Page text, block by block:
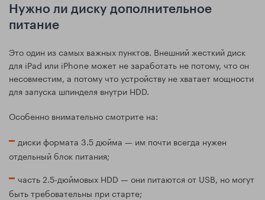
Нужно ли диску дополнительное
питание
Это один из самых важных пунктов. Внешний жесткий диск
для iPad или iPhone может не заработать не потому, что он
несовместим, а потому что устройству не хватает мощности
для запуска шпинделя внутри HDD.
Особенно внимательно смотрите на:
диски формата 3.5 дюйма — им почти всегда нужен
отдельный блок питания;
часть 2.5-дюймовых HDD — они питаются от USB, но могут
быть требовательны при старте;